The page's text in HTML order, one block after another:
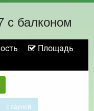
с балконом
Площадь
с сауной